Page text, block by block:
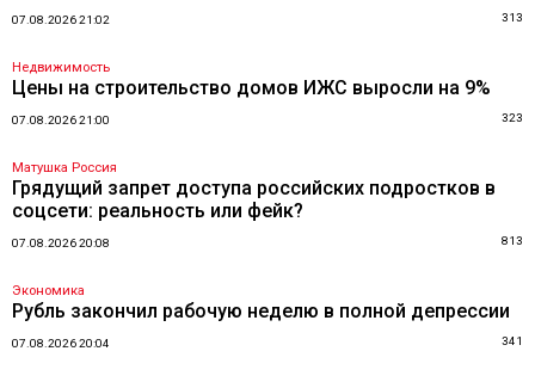
07.08.2026 21:02 313
Недвижимость
Цены на строительство домов ИЖС выросли на 9%
07.08.2026 21:00 323
Матушка Россия
Грядущий запрет доступа российских подростков в
соцсети: реальность или фейк?
07.08.2026 20:08 813
Экономика
Рубль закончил рабочую неделю в полной депрессии
07.08.2026 20:04 341